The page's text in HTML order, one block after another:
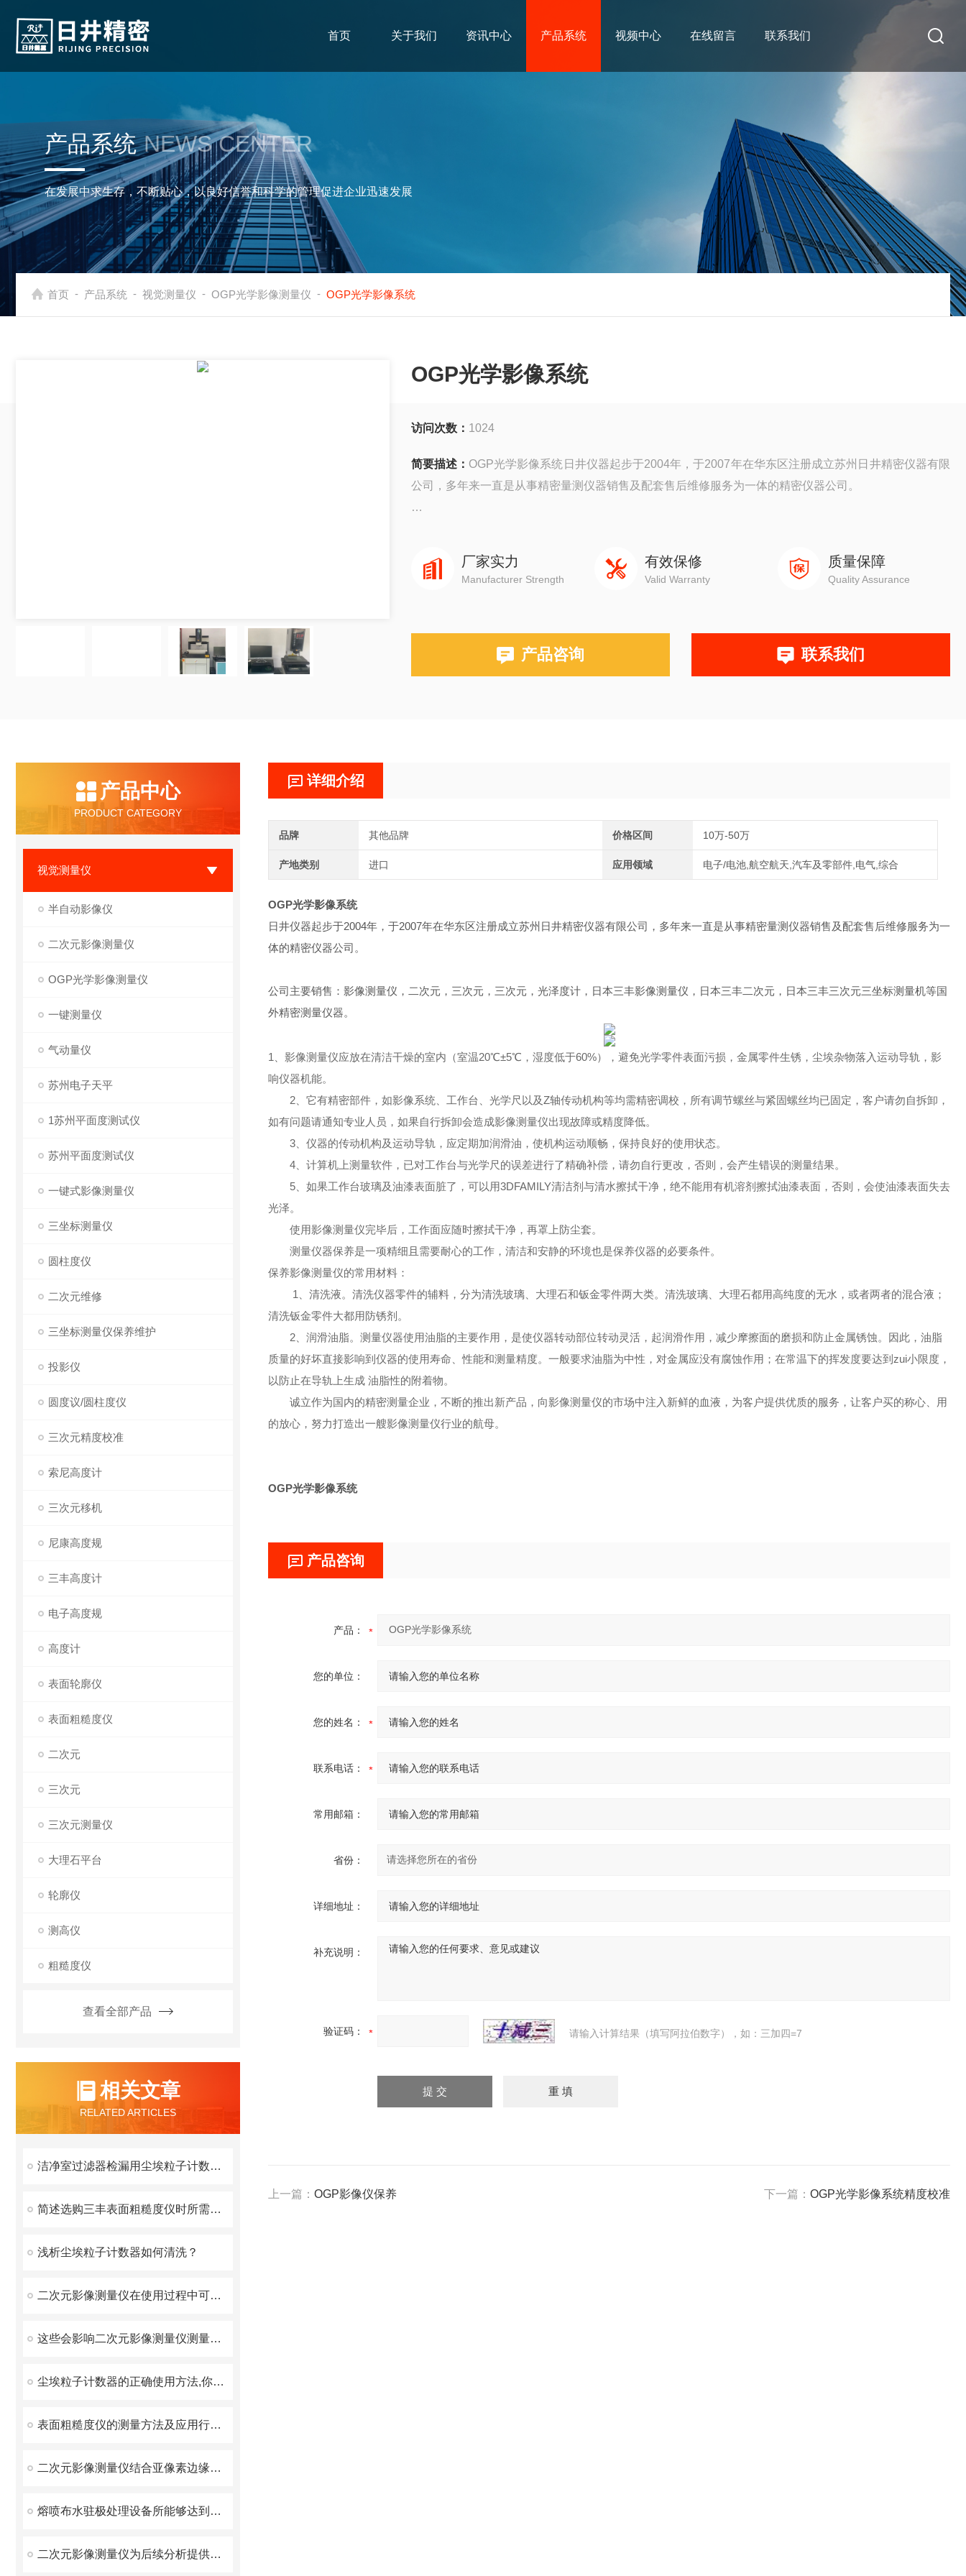
首页 关于我们 资讯中心 产品系统 视频中心 在线留言 联系我们
产品系统 NEWS CENTER
在发展中求生存，不断贴心，以良好信誉和科学的管理促进企业迅速发展
首页 - 产品系统 - 视觉测量仪 - OGP光学影像测量仪 - OGP光学影像系统
OGP光学影像系统
访问次数： 1024
简要描述： OGP光学影像系统日井仪器起步于2004年，于2007年在华东区注册成立苏州日井精密仪器有限
公司，多年来一直是从事精密量测仪器销售及配套售后维修服务为一体的精密仪器公司。
厂家实力
Manufacturer Strength
有效保修
Valid Warranty
质量保障
Quality Assurance
产品咨询 联系我们
产品中心
PRODUCT CATEGORY
视觉测量仪
半自动影像仪
二次元影像测量仪
OGP光学影像测量仪
一键测量仪
气动量仪
苏州电子天平
1苏州平面度测试仪
苏州平面度测试仪
一键式影像测量仪
三坐标测量仪
圆柱度仪
二次元维修
三坐标测量仪保养维护
投影仪
圆度议/圆柱度仪
三次元精度校准
索尼高度计
三次元移机
尼康高度规
三丰高度计
电子高度规
高度计
表面轮廓仪
表面粗糙度仪
二次元
三次元
三次元测量仪
大理石平台
轮廓仪
测高仪
粗糙度仪
查看全部产品
相关文章
RELATED ARTICLES
洁净室过滤器检漏用尘埃粒子计数器方法的一般规定
简述选购三丰表面粗糙度仪时所需要考虑的关键因素
浅析尘埃粒子计数器如何清洗？
二次元影像测量仪在使用过程中可能出现的问题及解决方法分享
这些会影响二次元影像测量仪测量效率
尘埃粒子计数器的正确使用方法,你get到了吗？
表面粗糙度仪的测量方法及应用行业介绍
二次元影像测量仪结合亚像素边缘识别算法与高精度光栅尺
熔喷布水驻极处理设备所能够达到的效果介绍
二次元影像测量仪为后续分析提供高质量原始数据
详细介绍
品牌 其他品牌 价格区间 10万-50万
产地类别 进口 应用领域 电子/电池,航空航天,汽车及零部件,电气,综合
OGP光学影像系统
日井仪器起步于2004年，于2007年在华东区注册成立苏州日井精密仪器有限公司，多年来一直是从事精密量测仪器销售及配套售后维修服务为一
体的精密仪器公司。
公司主要销售：影像测量仪，二次元，三次元，三次元，光泽度计，日本三丰影像测量仪，日本三丰二次元，日本三丰三次元三坐标测量机等国
外精密测量仪器。
1、影像测量仪应放在清洁干燥的室内（室温20℃±5℃，湿度低于60%），避免光学零件表面污损，金属零件生锈，尘埃杂物落入运动导轨，影
响仪器机能。
2、它有精密部件，如影像系统、工作台、光学尺以及Z轴传动机构等均需精密调校，所有调节螺丝与紧固螺丝均已固定，客户请勿自拆卸，
如有问题请通知专业人员，如果自行拆卸会造成影像测量仪出现故障或精度降低。
3、仪器的传动机构及运动导轨，应定期加润滑油，使机构运动顺畅，保持良好的使用状态。
4、计算机上测量软件，已对工作台与光学尺的误差进行了精确补偿，请勿自行更改，否则，会产生错误的测量结果。
5、如果工作台玻璃及油漆表面脏了，可以用3DFAMILY清洁剂与清水擦拭干净，绝不能用有机溶剂擦拭油漆表面，否则，会使油漆表面失去
光泽。
使用影像测量仪完毕后，工作面应随时擦拭干净，再罩上防尘套。
测量仪器保养是一项精细且需要耐心的工作，清洁和安静的环境也是保养仪器的必要条件。
保养影像测量仪的常用材料：
1、清洗液。清洗仪器零件的辅料，分为清洗玻璃、大理石和钣金零件两大类。清洗玻璃、大理石都用高纯度的无水，或者两者的混合液；
清洗钣金零件大都用防锈剂。
2、润滑油脂。测量仪器使用油脂的主要作用，是使仪器转动部位转动灵活，起润滑作用，减少摩擦面的磨损和防止金属锈蚀。因此，油脂
质量的好坏直接影响到仪器的使用寿命、性能和测量精度。一般要求油脂为中性，对金属应没有腐蚀作用；在常温下的挥发度要达到zui小限度，
以防止在导轨上生成 油脂性的附着物。
诚立作为国内的精密测量企业，不断的推出新产品，向影像测量仪的市场中注入新鲜的血液，为客户提供优质的服务，让客户买的称心、用
的放心，努力打造出一艘影像测量仪行业的航母。
OGP光学影像系统
产品咨询
产品：
您的单位：
您的姓名：
联系电话：
常用邮箱：
省份：
详细地址：
补充说明：
验证码： 请输入计算结果（填写阿拉伯数字），如：三加四=7
上一篇： OGP影像仪保养 下一篇： OGP光学影像系统精度校准